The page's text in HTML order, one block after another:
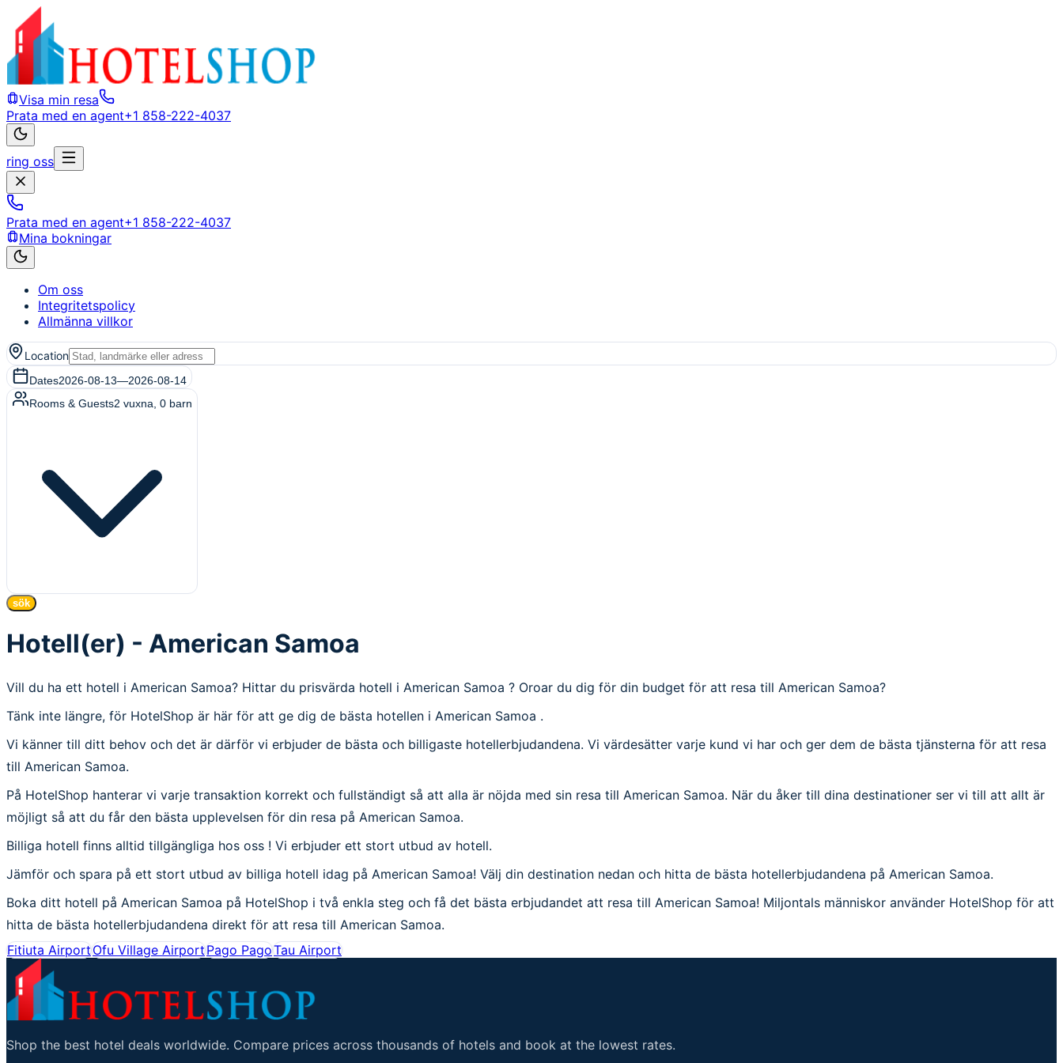
Visa min resa
Prata med en agent+1 858-222-4037
ring oss
Prata med en agent+1 858-222-4037
Mina bokningar
Om oss
Integritetspolicy
Allmänna villkor
Location
Dates2026-08-13—2026-08-14
Rooms & Guests2 vuxna 0 barn
sök
Hotell(er) - American Samoa
Vill du ha ett hotell i American Samoa? Hittar du prisvärda hotell i American Samoa ? Oroar du dig för din budget för att resa till American Samoa?
Tänk inte längre, för HotelShop är här för att ge dig de bästa hotellen i American Samoa .
Vi känner till ditt behov och det är därför vi erbjuder de bästa och billigaste hotellerbjudandena. Vi värdesätter varje kund vi har och ger dem de bästa tjänsterna för att resa
till American Samoa.
På HotelShop hanterar vi varje transaktion korrekt och fullständigt så att alla är nöjda med sin resa till American Samoa. När du åker till dina destinationer ser vi till att allt är
möjligt så att du får den bästa upplevelsen för din resa på American Samoa.
Billiga hotell finns alltid tillgängliga hos oss ! Vi erbjuder ett stort utbud av hotell.
Jämför och spara på ett stort utbud av billiga hotell idag på American Samoa! Välj din destination nedan och hitta de bästa hotellerbjudandena på American Samoa.
Boka ditt hotell på American Samoa på HotelShop i två enkla steg och få det bästa erbjudandet att resa till American Samoa! Miljontals människor använder HotelShop för att
hitta de bästa hotellerbjudandena direkt för att resa till American Samoa.
Fitiuta AirportOfu Village AirportPago PagoTau Airport
Shop the best hotel deals worldwide. Compare prices across thousands of hotels and book at the lowest rates.